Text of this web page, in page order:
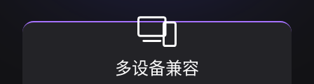
多设备兼容